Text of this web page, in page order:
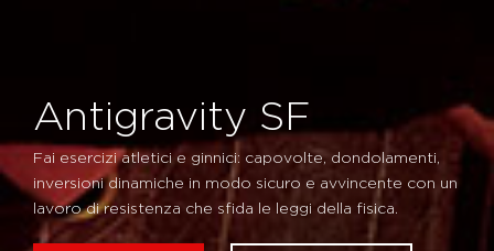
Antigravity SF
Fai esercizi atletici e ginnici: capovolte, dondolamenti,
inversioni dinamiche in modo sicuro e avvincente con un
lavoro di resistenza che sfida le leggi della fisica.